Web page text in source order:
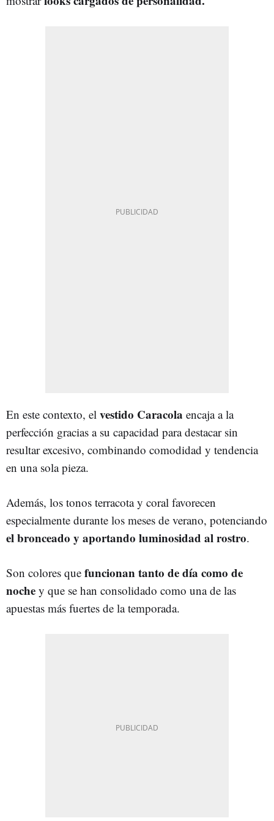
En este contexto, el vestido Caracola encaja a la
perfección gracias a su capacidad para destacar sin
resultar excesivo, combinando comodidad y tendencia
en una sola pieza.
Además, los tonos terracota y coral favorecen
especialmente durante los meses de verano, potenciando
el bronceado y aportando luminosidad al rostro.
Son colores que funcionan tanto de día como de
noche y que se han consolidado como una de las
apuestas más fuertes de la temporada.